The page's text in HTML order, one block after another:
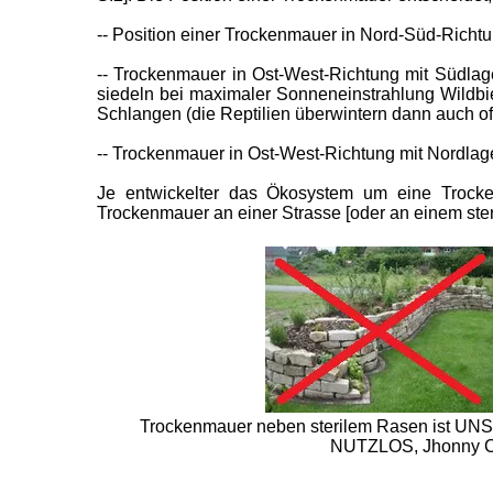
-- Position einer Trockenmauer in Nord-Süd-
-- Trockenmauer in Ost-West-Richtung mit
siedeln bei maximaler Sonneneinstrahlung
Schlangen (die Reptilien überwintern dann auch
-- Trockenmauer in Ost-West-Richtung mit
Je entwickelter das Ökosystem um eine
Trockenmauer an einer Strasse [oder an einem
Trockenmauer neben sterilem Rasen ist
NUTZLOS, Jhonny